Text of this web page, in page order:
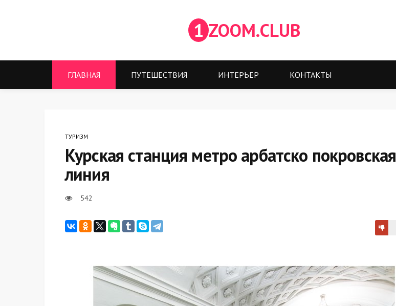
1 ZOOM.CLUB
ГЛАВНАЯ ПУТЕШЕСТВИЯ ИНТЕРЬЕР КОНТАКТЫ
ТУРИЗМ
Курская станция метро арбатско покровская
линия
542